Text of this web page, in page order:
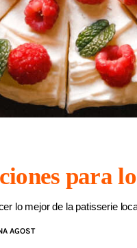
para
lo mejor de la patisserie
AGOST